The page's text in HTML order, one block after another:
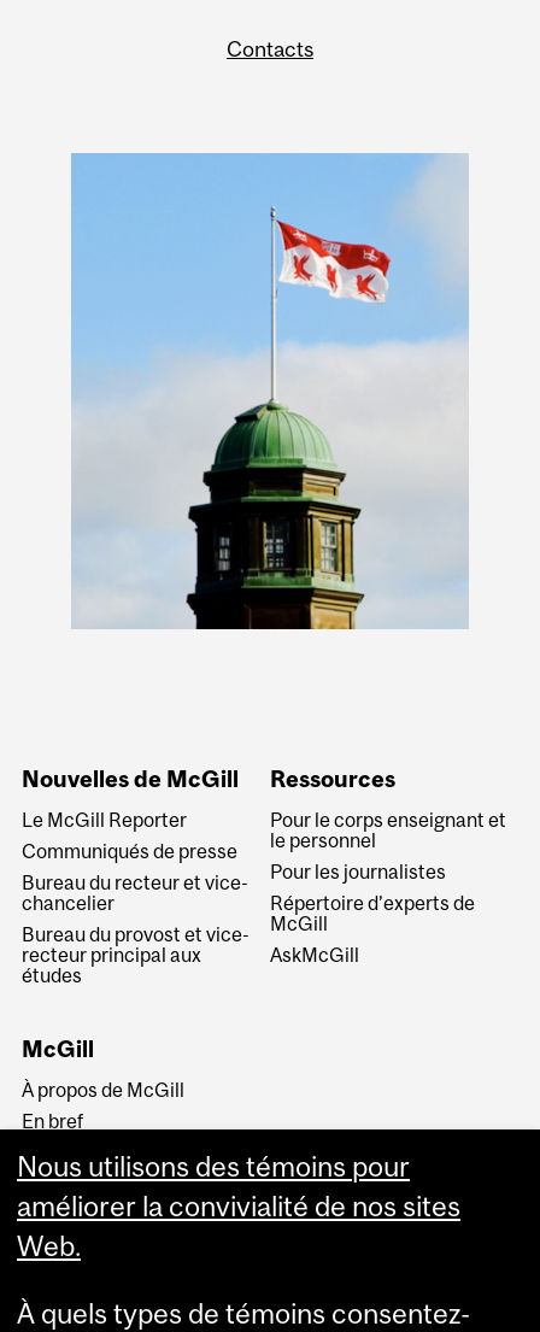
Contacts
Nouvelles de McGill
Le McGill Reporter
Communiqués de presse
Bureau du recteur et vice-
chancelier
Bureau du provost et vice-
recteur principal aux
études
Ressources
Pour le corps enseignant et
le personnel
Pour les journalistes
Répertoire d’experts de
McGill
AskMcGill
McGill
À propos de McGill
En bref
Histoire
La haute direction
Nous utilisons des témoins pour
améliorer la convivialité de nos sites
Web.
À quels types de témoins consentez-